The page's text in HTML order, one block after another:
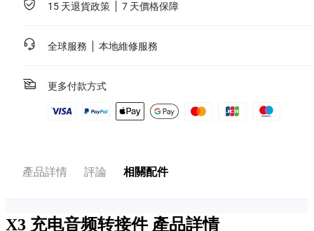
15 天退貨政策 7 天價格保障
全球服務 本地維修服務
更多付款方式
產品詳情 評論 相關配件
X3 充电音频转接件 產品詳情